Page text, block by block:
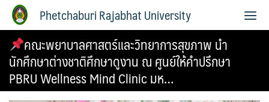
Phetchaburi Rajabhat University
คณะพยาบาลศาสตร์และวิทยาการสุขภาพ นำ
นักศึกษาต่างชาติศึกษาดูงาน ณ ศูนย์ให้คำปรึกษา
PBRU Wellness Mind Clinic มห…